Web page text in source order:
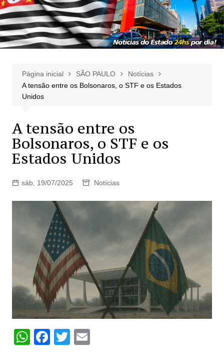
Página inicial SÃO PAULO
Notícias
A tensão entre os Bolsonaros, o STF e os Estados
Unidos
A tensão entre os
Bolsonaros, o STF e os
Estados Unidos
sáb, 19/07/2025 Notícias
W F T E